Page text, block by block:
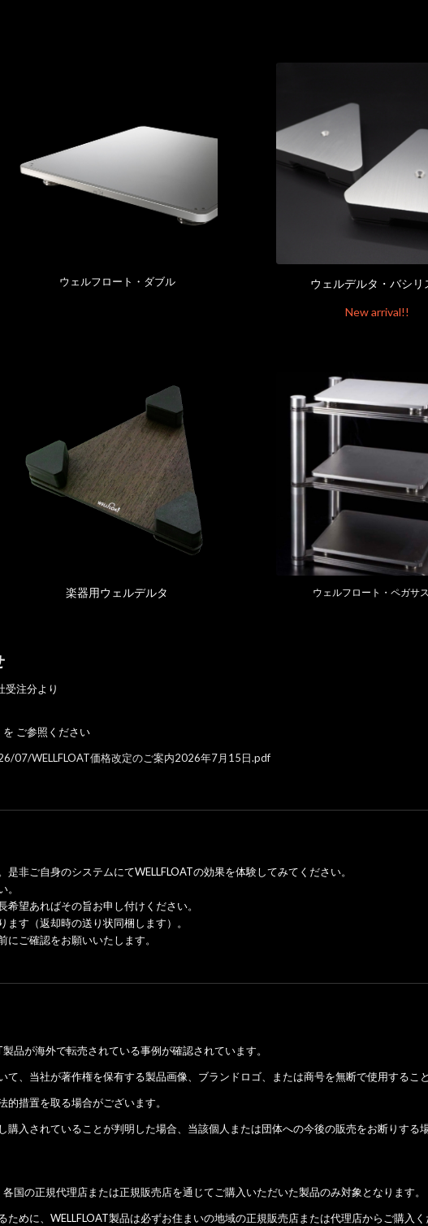
ウェルフロート・ダブル ウェルデルタ・バシ
New arrival!!
楽器用ウェルデルタ ウェルフロート・ペガサ
注分より
を ご参照ください
WELLFLOAT価格改定のご案内2026年7月15日.pdf
非ご自身のシステムにてWELLFLOATの効果を体験してみてください。
。
望あればその旨お申し付けください。
す（返却時の送り状同梱します）。
にご確認をお願いいたします。
品が海外で転売されている事例が確認されています。
て、当社が著作権を保有する製品画像、ブランドロゴ、または商号を無断で使用する
措置を取る場合がございます。
購入されていることが判明した場合、当該個人または団体への今後の販売をお断りする
国の正規代理店または正規販売店を通じてご購入いただいた製品のみ対象となります。
めに、WELLFLOAT製品は必ずお住まいの地域の正規販売店または代理店からご購入